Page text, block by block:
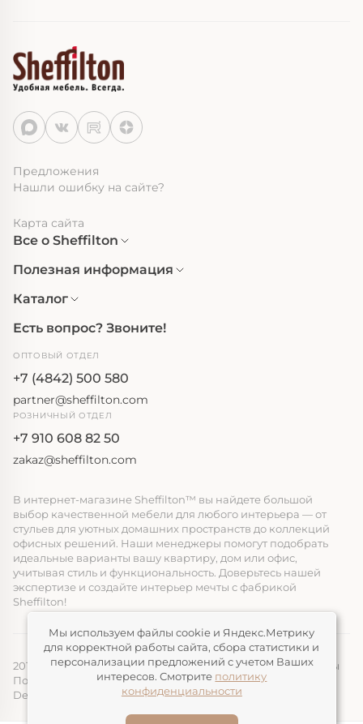
Предложения
Нашли ошибку на сайте?
Карта сайта
Все о Sheffilton
Полезная информация
Каталог
Есть вопрос? Звоните!
ОПТОВЫЙ ОТДЕЛ
+7 (4842) 500 580
partner@sheffilton.com
РОЗНИЧНЫЙ ОТДЕЛ
+7 910 608 82 50
zakaz@sheffilton.com
В интернет-магазине Sheffilton™ вы найдете большой
выбор качественной мебели для любого интерьера — от
стульев для уютных домашних пространств до коллекций
офисных решений. Наши менеджеры помогут подобрать
идеальные варианты вашу квартиру, дом или офис,
учитывая стиль и функциональность. Доверьтесь нашей
экспертизе и создайте интерьер мечты с фабрикой
Sheffilton!
2014-2026, ООО «ЭЛМАТ», Sheffilton™ Все права защищены
Политика конфиденциальности
Devimax
— Создание и продвижение сайтов
Мы используем файлы cookie и Яндекс.Метрику
для корректной работы сайта, сбора статистики и
персонализации предложений с учетом Ваших
интересов. Смотрите политику
конфиденциальности